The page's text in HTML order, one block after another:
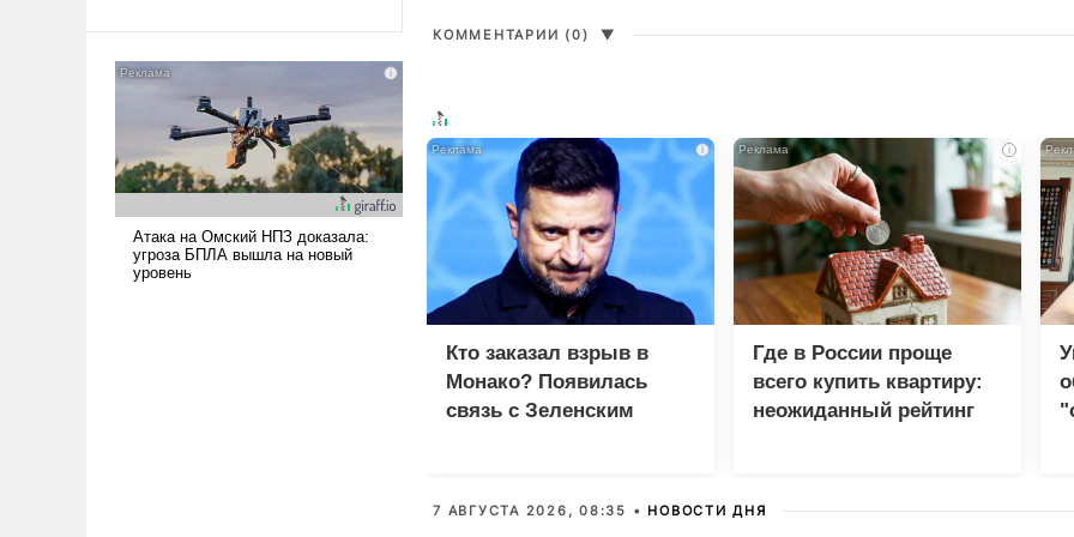
Сложившаяся ситуация
означает многолетний период
уязвимости США, например,
перед Китаем.
КОММЕНТАРИИ (0) ▼
i
Кто заказал взрыв в
Монако? Появилась
связь с Зеленским
i
Где в России проще
всего купить квартиру:
неожиданный рейтинг
7 АВГУСТА 2026, 08:35 • НОВОСТИ ДНЯ